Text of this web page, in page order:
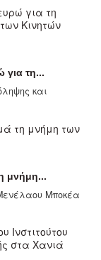
για τη...
και
μνήμη...
Μποκέα